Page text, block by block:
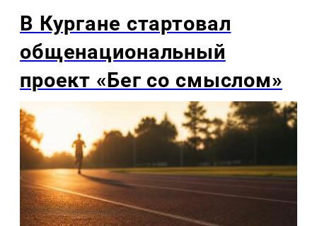
В Кургане стартовал
общенациональный
проект «Бег со смыслом»